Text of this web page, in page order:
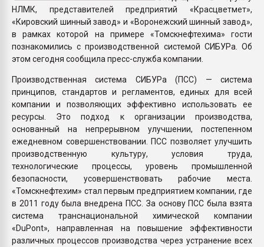
НЛМК, представителей предприятий «Красцветмет»,
«Кировский шинный завод» и «Воронежский шинный завод»,
в рамках которой на примере «Томскнефтехима» гости
познакомились с производственной системой СИБУРа. Об
этом сегодня сообщила пресс-служба компании.
Производственная система СИБУРа (ПСС) — система
принципов, стандартов и регламентов, единых для всей
компании и позволяющих эффективно использовать ее
ресурсы. Это подход к организации производства,
основанный на непрерывном улучшении, постепенном
ежедневном совершенствовании. ПСС позволяет улучшить
производственную культуру, условия труда,
технологические процессы, уровень промышленной
безопасности, усовершенствовать рабочие места.
«Томскнефтехим» стал первым предприятием компании, где
в 2011 году была внедрена ПСС. За основу ПСС была взята
система транснациональной химической компании
«DuPont», направленная на повышение эффективности
различных процессов производства через устранение всех